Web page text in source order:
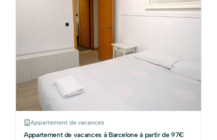
Appartement de vacances
Appartement de vacances à Barcelone à partir de 97€